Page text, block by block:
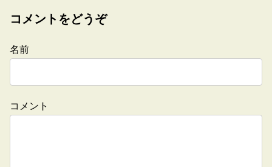
コメントをどうぞ
名前
コメント